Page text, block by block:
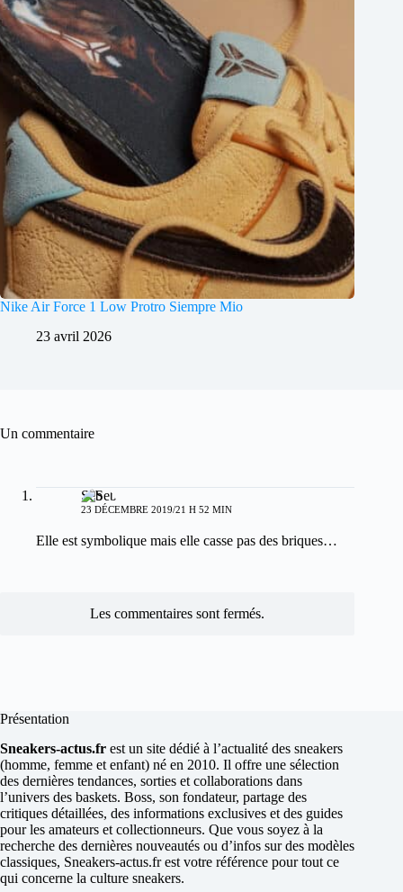
Nike Air Force 1 Low Protro Siempre Mio
23 avril 2026
Un commentaire
Seb
23 DÉCEMBRE 2019/21 H 52 MIN
Elle est symbolique mais elle casse pas des briques…
Les commentaires sont fermés.
Présentation
Sneakers-actus.fr est un site dédié à l’actualité des sneakers
(homme, femme et enfant) né en 2010. Il offre une sélection
des dernières tendances, sorties et collaborations dans
l’univers des baskets. Boss, son fondateur, partage des
critiques détaillées, des informations exclusives et des guides
pour les amateurs et collectionneurs. Que vous soyez à la
recherche des dernières nouveautés ou d’infos sur des modèles
classiques, Sneakers-actus.fr est votre référence pour tout ce
qui concerne la culture sneakers.